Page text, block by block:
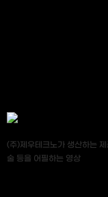
(주)제우테크노가 생산하는
술 등을 어필하는 영상